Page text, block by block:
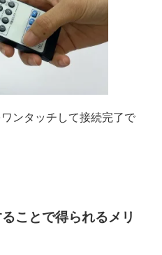
ンタッチして接続完了で
ことで得られるメリ